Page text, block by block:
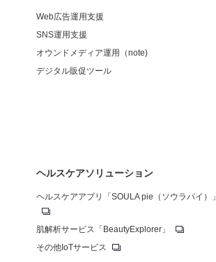
Web広告運用支援
SNS運用支援
オウンドメディア運用（note)
デジタル販促ツール
ヘルスケアソリューション
ヘルスケアアプリ「SOULA pie（ソウラパイ）」
肌解析サービス「BeautyExplorer」
その他IoTサービス